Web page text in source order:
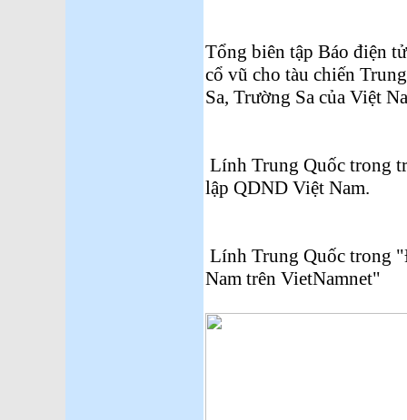
Tổng biên tập Báo điện
cổ vũ cho tàu chiến
Sa, Trường Sa của Việt
Lính Trung Quốc trong
lập QDND Việt Nam.
Lính Trung Quốc trong
Nam trên VietNamnet"